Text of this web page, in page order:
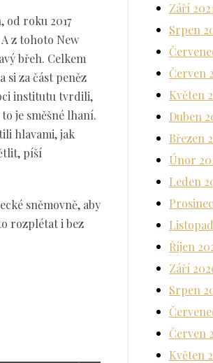
od roku 2017
z tohoto New
břeh. Celkem
si za část peněz
institutu tvrdili,
je směšné lhaní.
hlavami, jak
píší
sněmovně, aby
rozplétat i bez
Září
Srpen
Červen
Květen
Duben
Březen
Únor
Leden
Říjen
Září
Srpen
Červen
Květen